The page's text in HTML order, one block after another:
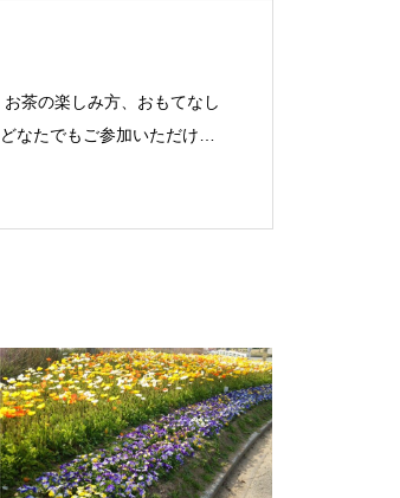
茶の楽しみ方、おもてなし
たでもご参加いただけま